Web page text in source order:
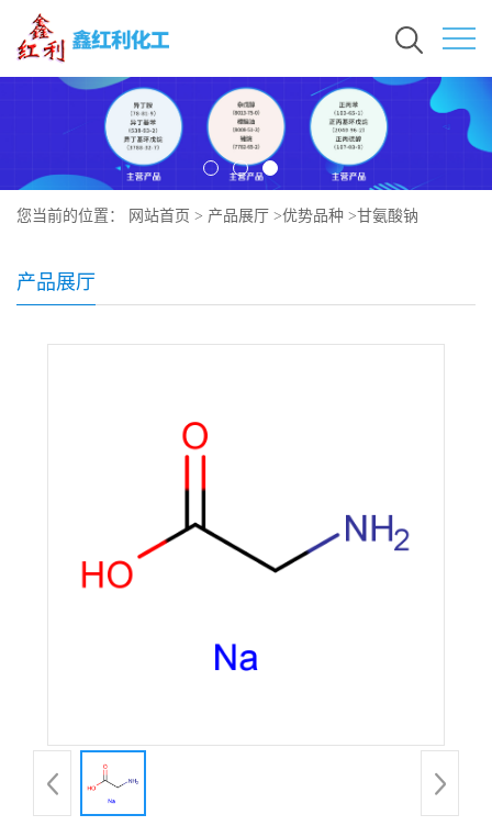
您当前的位置： 网站首页 > 产品展厅 >优势品种 >甘氨酸钠
产品展厅